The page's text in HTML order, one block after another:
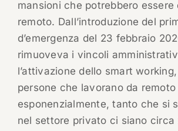
mansioni che potrebbero essere
remoto. Dall’introduzione del
d’emergenza del 23 febbraio
rimuoveva i vincoli
l’attivazione dello smart
persone che lavorano da
esponenzialmente, tanto che si
nel settore privato ci siano circa